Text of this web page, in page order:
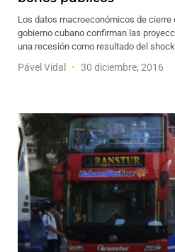
Los datos macroeconómicos de cierre
gobierno cubano confirman las
una recesión como resultado del
Pável Vidal 30 diciembre, 2016